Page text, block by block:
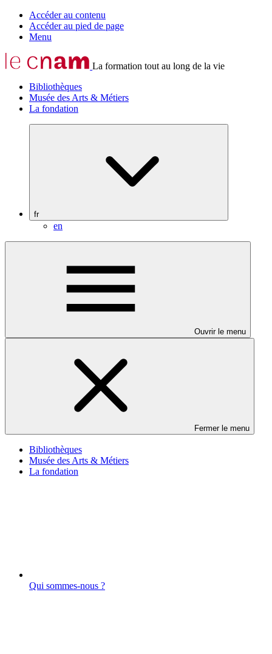
Accéder au contenu
Accéder au pied de page
Menu
La formation tout au long de la vie
Bibliothèques
Musée des Arts & Métiers
La fondation
fr
en
Ouvrir le menu
Fermer le menu
Bibliothèques
Musée des Arts & Métiers
La fondation
Qui sommes-nous ?